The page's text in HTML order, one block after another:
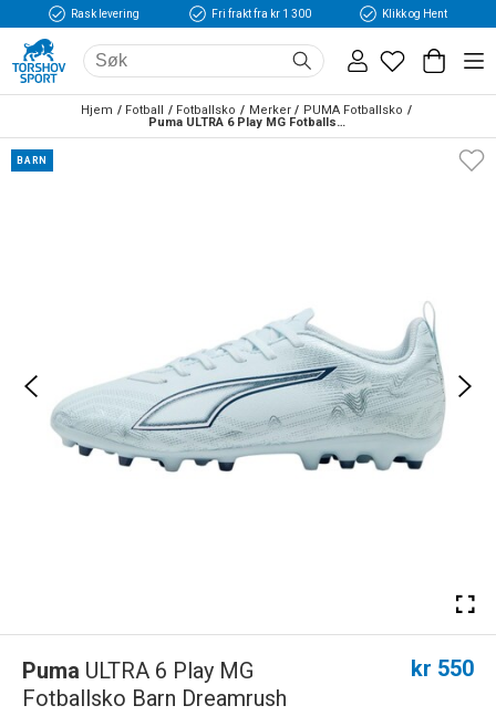
Rask levering Fri frakt fra kr 1 300 Klikk og Hent
Hjem Fotball Fotballsko Merker
PUMA Fotballsko
Puma ULTRA 6 Play MG Fotballsko Barn Dreamrush
BARN
Puma ULTRA 6 Play MG
Fotballsko Barn Dreamrush
kr 550